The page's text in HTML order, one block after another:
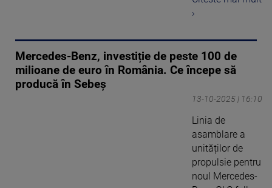
›
Mercedes-Benz, investiție de peste 100 de
milioane de euro în România. Ce începe să
producă în Sebeș
13-10-2025 | 16:10
Linia de
asamblare a
unităților de
propulsie pentru
noul Mercedes-